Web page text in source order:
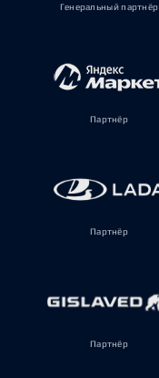
Генеральный партнёр
Партнёр
Партнёр
Партнёр